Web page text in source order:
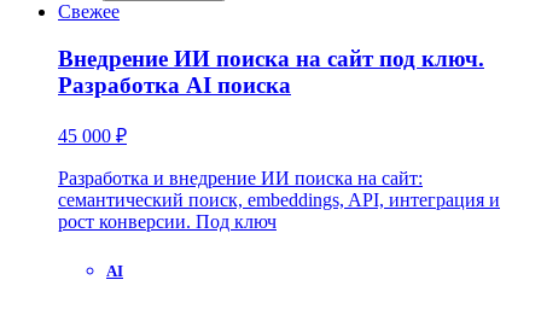
Свежее
Внедрение ИИ поиска на сайт под ключ.
Разработка AI поиска
45 000 ₽
Разработка и внедрение ИИ поиска на сайт:
семантический поиск, embeddings, API, интеграция и
рост конверсии. Под ключ
AI